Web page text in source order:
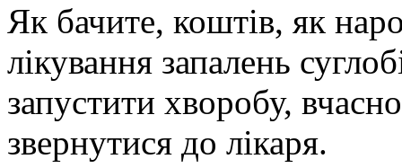
Як бачите, коштів, як
лікування запалень
запустити хворобу,
звернутися до лікаря.